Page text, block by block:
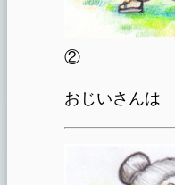
②
おじいさん